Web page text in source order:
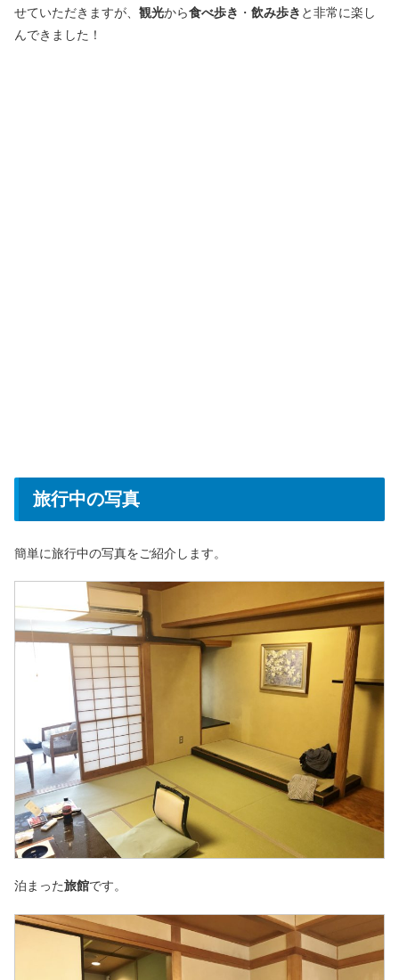
せていただきますが、 観光から食べ歩き ・ 飲み歩き と非常に楽し
んできました！
旅行中の写真
簡単に旅行中の写真をご紹介します。
泊まった旅館です。